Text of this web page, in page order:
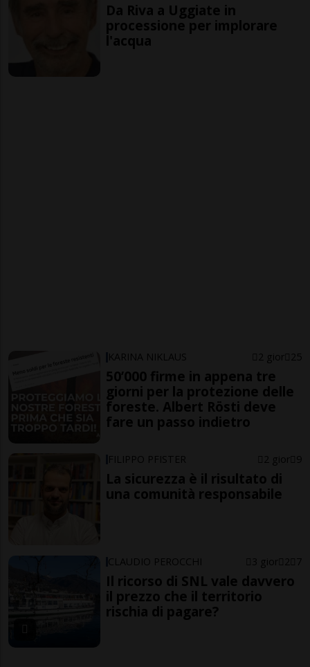
Da Riva a Uggiate in
processione per implorare
l'acqua
KARINA NIKLAUS 2 gior 25
50’000 firme in appena tre
giorni per la protezione delle
foreste. Albert Rösti deve
fare un passo indietro
FILIPPO PFISTER 2 gior 9
La sicurezza è il risultato di
una comunità responsabile
CLAUDIO PEROCCHI 3 gior 2 7
Il ricorso di SNL vale davvero
il prezzo che il territorio
rischia di pagare?